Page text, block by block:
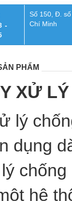
-
Số 150, Đ.
Chí Minh
PHẨM
XỬ
lý
dụng
hệ